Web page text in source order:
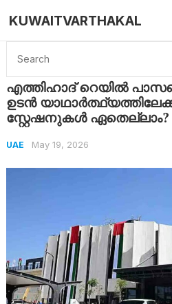
KUWAITVARTHAKAL
Home UAE എത്തിഹാദ് റെയിൽ പാസഞ്ചർ സ്റ്റേഷനുകൾ ഉടൻ
എത്തിഹാദ് റെയിൽ
ഉടൻ
സ്റ്റേഷനുകൾ ഏതെല്ലാം?
UAE May 19, 2026